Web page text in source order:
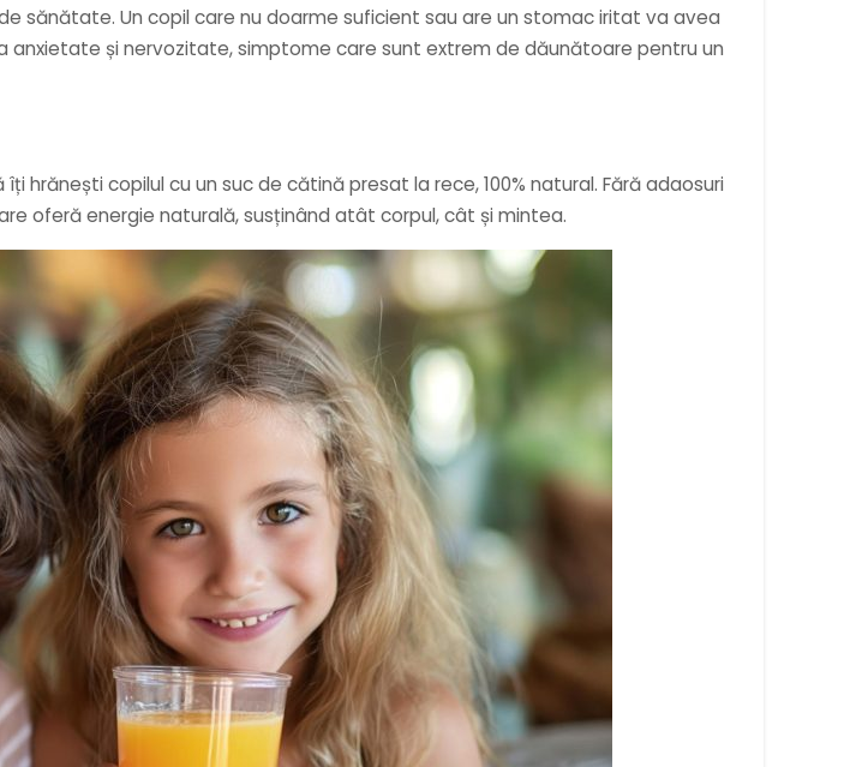
sănătate. Un copil care nu doarme suficient sau are un stomac iritat va avea
anxietate și nervozitate, simptome care sunt extrem de dăunătoare pentru un
copilul cu un suc de cătină presat la rece, 100% natural. Fără adaosuri
oferă energie naturală, susținând atât corpul, cât și mintea.